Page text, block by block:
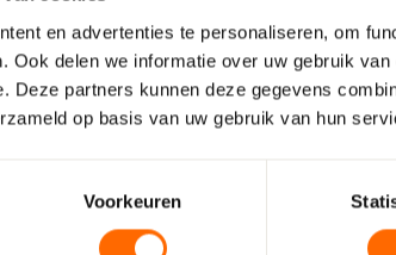
en advertenties te personaliseren, om
Ook delen we informatie over uw gebruik
Deze partners kunnen deze gegevens
op basis van uw gebruik van hun
Voorkeuren